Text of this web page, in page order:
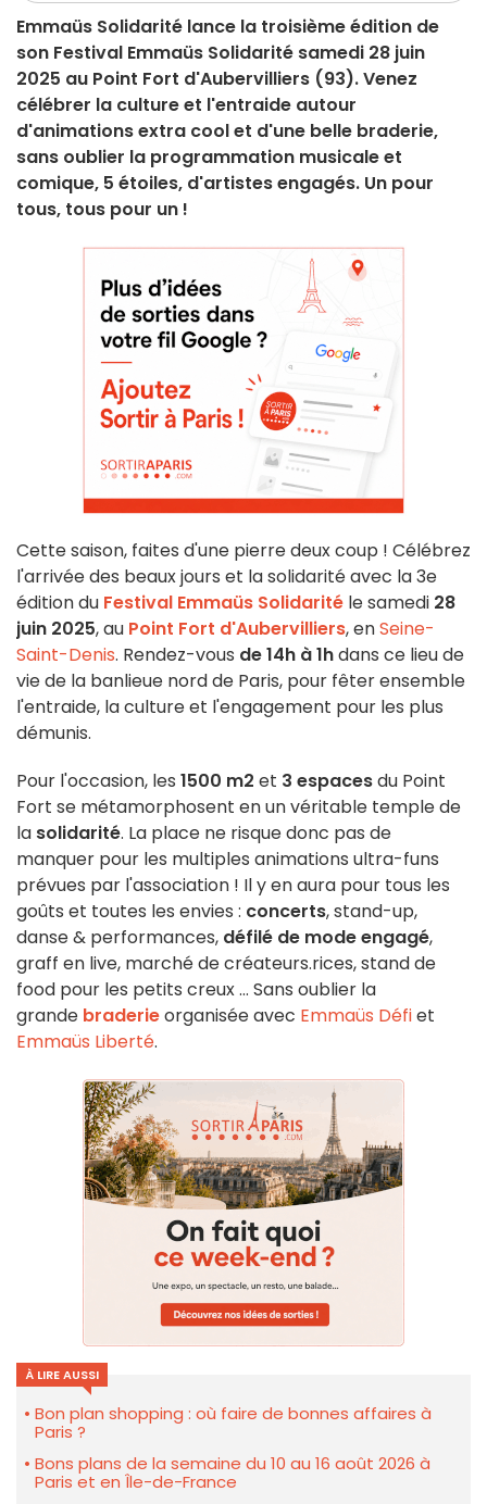
Emmaüs Solidarité lance la troisième édition de
son Festival Emmaüs Solidarité samedi 28 juin
2025 au Point Fort d'Aubervilliers (93). Venez
célébrer la culture et l'entraide autour
d'animations extra cool et d'une belle braderie,
sans oublier la programmation musicale et
comique, 5 étoiles, d'artistes engagés. Un pour
tous, tous pour un !
Cette saison, faites d'une pierre deux coup ! Célébrez
l'arrivée des beaux jours et la solidarité avec la 3e
édition du Festival Emmaüs Solidarité le samedi 28
juin 2025, au Point Fort d'Aubervilliers, enSeine-
Saint-Denis. Rendez-vous de 14h à 1hdans ce lieu de
vie de la banlieue nord de Paris, pour fêter ensemble
l'entraide, la culture et l'engagement pour les plus
démunis.
Pour l'occasion, les 1500 m2 et 3 espacesdu Point
Fort se métamorphosent en un véritable temple de
la solidarité. La place ne risque donc pas de
manquer pour les multiples animations ultra-funs
prévues par l'association ! Il y en aura pour tous les
goûts et toutes les envies : concerts, stand-up,
danse & performances, défilé de mode engagé,
graff en live, marché de créateurs.rices, stand de
food pour les petits creux … Sans oublier la
grande braderieorganisée avec Emmaüs Défiet
Emmaüs Liberté.
À LIRE AUSSI
Bon plan shopping : où faire de bonnes affaires à
Paris ?
Bons plans de la semaine du 10 au 16 août 2026 à
Paris et en Île-de-France